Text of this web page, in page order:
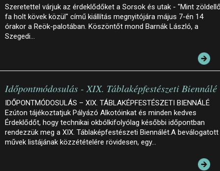
Szeretettel várjuk az érdeklődőket a Sorsok és utak - "Mint
fa holt kövek közül" című kiállítás megnyitójára május 7-én 14
órakor a Reök-palotában. Köszöntőt mond Barnák László, a
Szegedi…
Időpontmódosulás - XIX. Táblaképfestészeti Biennálé
IDŐPONTMÓDOSULÁS – XIX. TÁBLAKÉPFESTÉSZETI BIENNÁLÉ
Ezúton tájékoztatjuk Pályázó Alkotóinkat és minden kedves
Érdeklődőt, hogy technikai okbólkifolyólag későbbi időpontban
rendezzük meg a XIX. Táblaképfestészeti Biennálét.A beválogatott
művek listájának közzétételére rövidesen, egy…